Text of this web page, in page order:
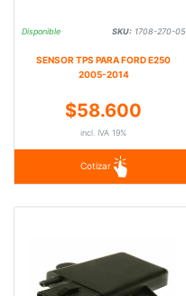
Disponible SKU: 1708-270-05
SENSOR TPS PARA FORD E250
2005-2014
$58.600
incl. IVA 19%
Cotizar